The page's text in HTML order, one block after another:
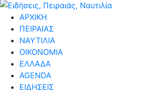
ΑΡΧΙΚΗ
ΠΕΙΡΑΙΑΣ
ΝΑΥΤΙΛΙΑ
ΟΙΚΟΝΟΜΙΑ
ΕΛΛΑΔΑ
AGENDA
ΕΙΔΗΣΕΙΣ